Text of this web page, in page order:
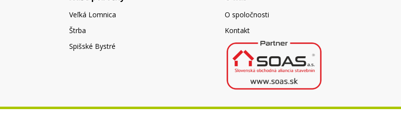
Veľká Lomnica
Štrba
Spišské Bystré
O spoločnosti
Kontakt